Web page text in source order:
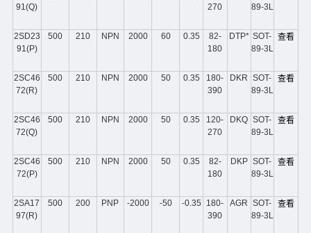
91(Q)
270
89-3L
2SD23
91(P)
500 210 NPN 2000 60 0.35
82-
180
DTP* SOT-
89-3L
查看
2SC46
72(R)
500 210 NPN 2000 50 0.35
180-
390
DKR SOT-
89-3L
查看
2SC46
72(Q)
500 210 NPN 2000 50 0.35
120-
270
DKQ SOT-
89-3L
查看
2SC46
72(P)
500 210 NPN 2000 50 0.35
82-
180
DKP SOT-
89-3L
查看
2SA17
97(R)
500 200 PNP -2000 -50 -0.35
180-
390
AGR SOT-
89-3L
查看